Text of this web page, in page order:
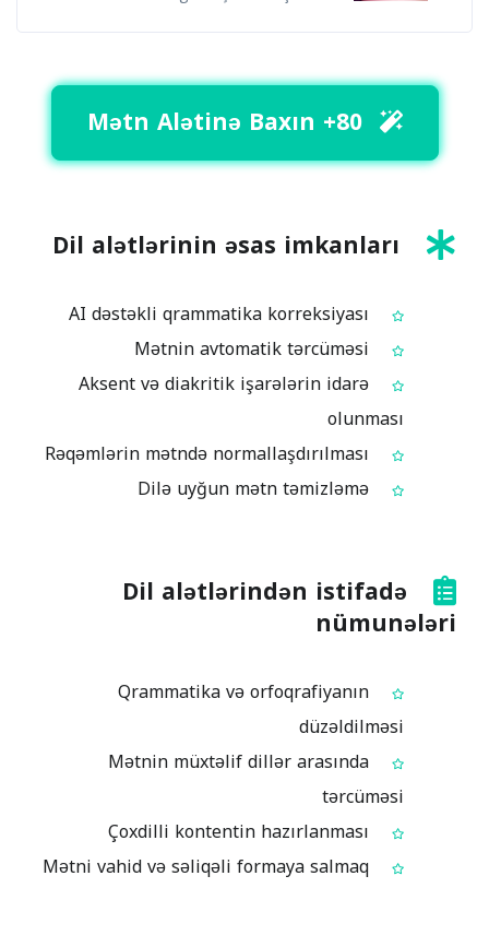
80+ Mətn Alətinə Baxın
Dil alətlərinin əsas imkanları
Aksent və diakritik işarələrin idarə
olunması
Dil alətlərindən istifadə
nümunələri
Qrammatika və orfoqrafiyanın
düzəldilməsi
Mətnin müxtəlif dillər arasında
tərcüməsi